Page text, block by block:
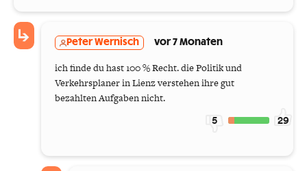
Peter Wernisch vor 7 Monaten
ich finde du hast 100 % Recht. die Politik und
Verkehrsplaner in Lienz verstehen ihre gut
bezahlten Aufgaben nicht.
5 29